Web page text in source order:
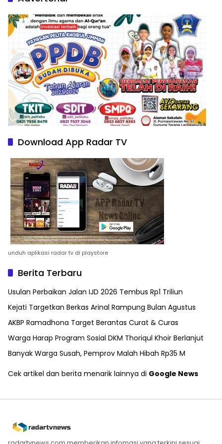
Download App Radar TV
unduh aplikasi radar tv di playstore
Berita Terbaru
Usulan Perbaikan Jalan IJD 2026 Tembus Rp1 Triliun
Kejati Targetkan Berkas Arinal Rampung Bulan Agustus
AKBP Ramadhona Target Berantas Curat & Curas
Warga Harap Program Sosial DKM Thoriqul Khoir Berlanjut
Banyak Warga Susah, Pemprov Malah Hibah Rp35 M
Cek artikel dan berita menarik lainnya di Google News